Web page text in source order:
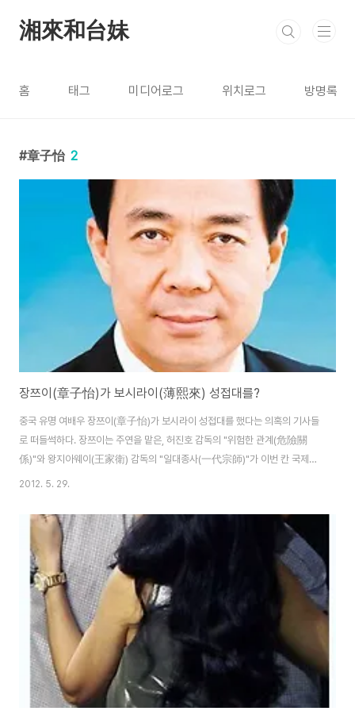
湘來和台妹
홈 태그 미디어로그 위치로그 방명록
章子怡 2
장쯔이(章子怡)가 보시라이(薄熙來) 성접대를?
중국 유명 여배우 장쯔이(章子怡)가 보시라이 성접대를 했다는 의혹의 기사들
로 떠들썩하다. 장쯔이는 주연을 맡은, 허진호 감독의 "위험한 관계(危險關
係)"와 왕지아웨이(王家衛) 감독의 "일대종사(一代宗師)"가 이번 칸 국제영
화제에서 선을 보였으나 불참하여 의혹을 불러 일으켰었다. 장쯔이 측은 영화
관계(危險關係)' 촬영 당시 수차례 장보즈(張柏芝:장백지)와 사이가 안 좋다
는 기사가 보도되었었는데 장백지와 함께 영화 홍보를 하는게 싫어서 불참했을
것이라는 의견도 있었다. 그러나 이번 보도를 통해 보시라이와의 관계로 인해
출금 금지를 당해 칸 국제영화제에 참석할 수 없었다는 의견이 지배적이게 되
었다. 장쯔이 성접대 스캔들은 2012년 ..
2012. 5. 29.